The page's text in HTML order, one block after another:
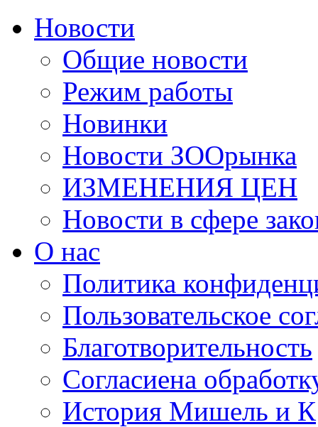
Новости
Общие новости
Режим работы
Новинки
Новости ЗООрынка
ИЗМЕНЕНИЯ ЦЕН
Новости в сфере
О нас
Политика
Пользовательское
Благотворительность
Согласиена
История Мишель и К